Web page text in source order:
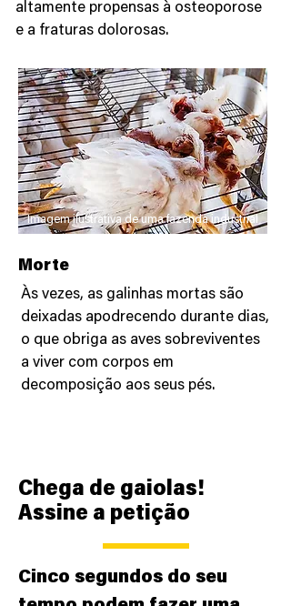
altamente propensas à osteoporose
e a fraturas dolorosas.
Imagem ilustrativa de uma fazenda industrial
Morte
Às vezes, as galinhas mortas são
deixadas apodrecendo durante dias,
o que obriga as aves sobreviventes
a viver com corpos em
decomposição aos seus pés.
Chega de gaiolas!
Assine a petição
Cinco segundos do seu